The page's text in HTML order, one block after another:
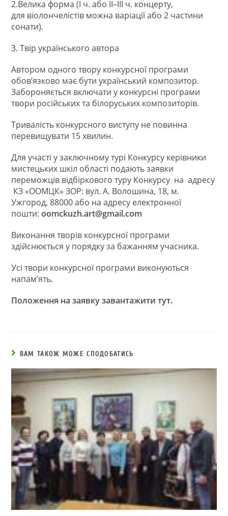
2.Велика форма (I ч. або II–III ч. концерту,
для віолончелістів можна варіації або 2 частини
сонати).
3. Твір українського автора
Автором одного твору конкурсної програми
обов’язково має бути український композитор.
Забороняється включати у конкурсні програми
твори російських та білоруських композиторів.
Тривалість конкурсного виступу не повинна
перевищувати 15 хвилин.
Для участі у заключному турі Конкурсу керівники
мистецьких шкіл області подають заявки
переможців відбіркового туру Конкурсу на адресу
КЗ «ООМЦК» ЗОР: вул. А. Волошина, 18, м.
Ужгород, 88000 або на адресу електронної
пошти:oomckuzh.art@gmail.com
Виконання творів конкурсної програми
здійснюється у порядку за бажанням учасника.
Усі твори конкурсної програми виконуються
напам’ять.
Положення на заявку завантажити тут.
ВАМ ТАКОЖ МОЖЕ СПОДОБАТИСЬ